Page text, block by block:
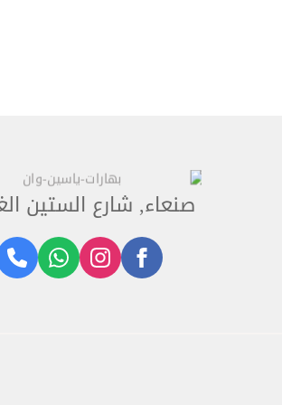
صنعاء, شارع الستين